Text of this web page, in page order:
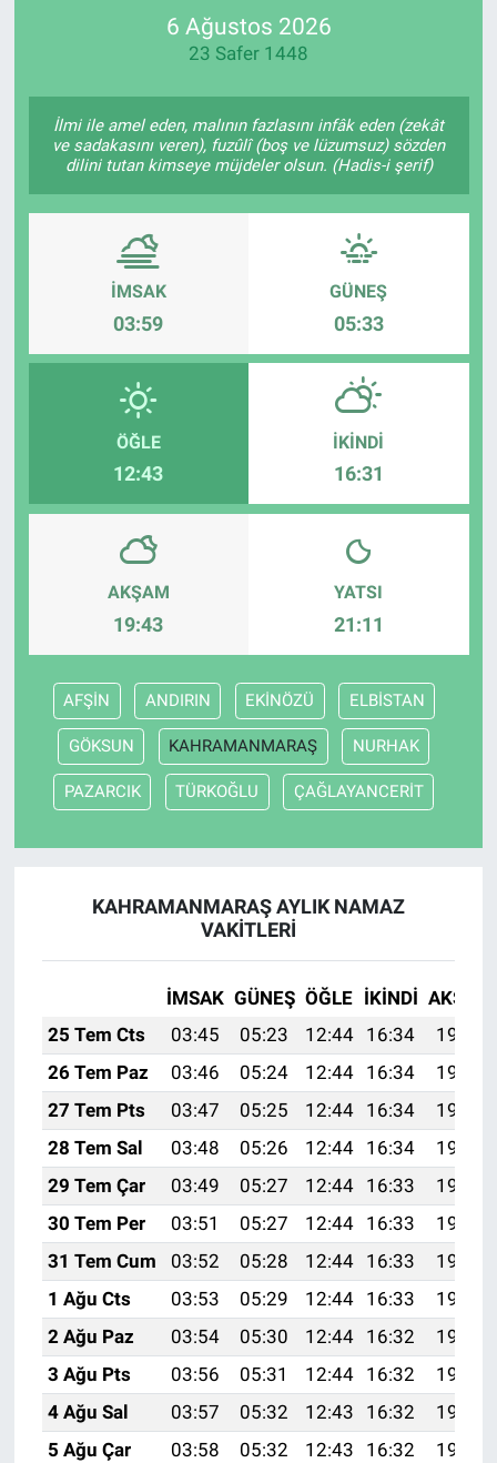
6 Ağustos 2026
23 Safer 1448
İlmi ile amel eden, malının fazlasını infâk eden (zekât
ve sadakasını veren), fuzûlî (boş ve lüzumsuz) sözden
dilini tutan kimseye müjdeler olsun. (Hadis-i şerif)
İMSAK
03:59
GÜNEŞ
05:33
ÖĞLE
12:43
İKINDI
16:31
AKŞAM
19:43
YATSI
21:11
AFŞİN ANDIRIN EKİNÖZÜ ELBİSTAN
GÖKSUN KAHRAMANMARAŞ NURHAK
PAZARCIK TÜRKOĞLU ÇAĞLAYANCERİT
KAHRAMANMARAŞ AYLIK NAMAZ
VAKITLERI
İMSAK GÜNEŞ ÖĞLE İKINDI AKŞAM
25 Tem Cts
03:45 05:23 12:44 16:34
19:54
26 Tem Paz
03:46 05:24 12:44 16:34
19:54
27 Tem Pts
03:47 05:25 12:44 16:34
19:53
28 Tem Sal
03:48 05:26 12:44 16:34
19:52
29 Tem Çar
03:49 05:27 12:44 16:33
19:51
30 Tem Per
03:51 05:27 12:44 16:33
19:50
31 Tem Cum
03:52 05:28 12:44 16:33
19:49
1 Ağu Cts
03:53 05:29 12:44 16:33
19:48
2 Ağu Paz
03:54 05:30 12:44 16:32
19:47
3 Ağu Pts
03:56 05:31 12:44 16:32
19:46
4 Ağu Sal
03:57 05:32 12:43 16:32
19:45
5 Ağu Çar
03:58 05:32 12:43 16:32
19:44
RESMİ İLANLAR